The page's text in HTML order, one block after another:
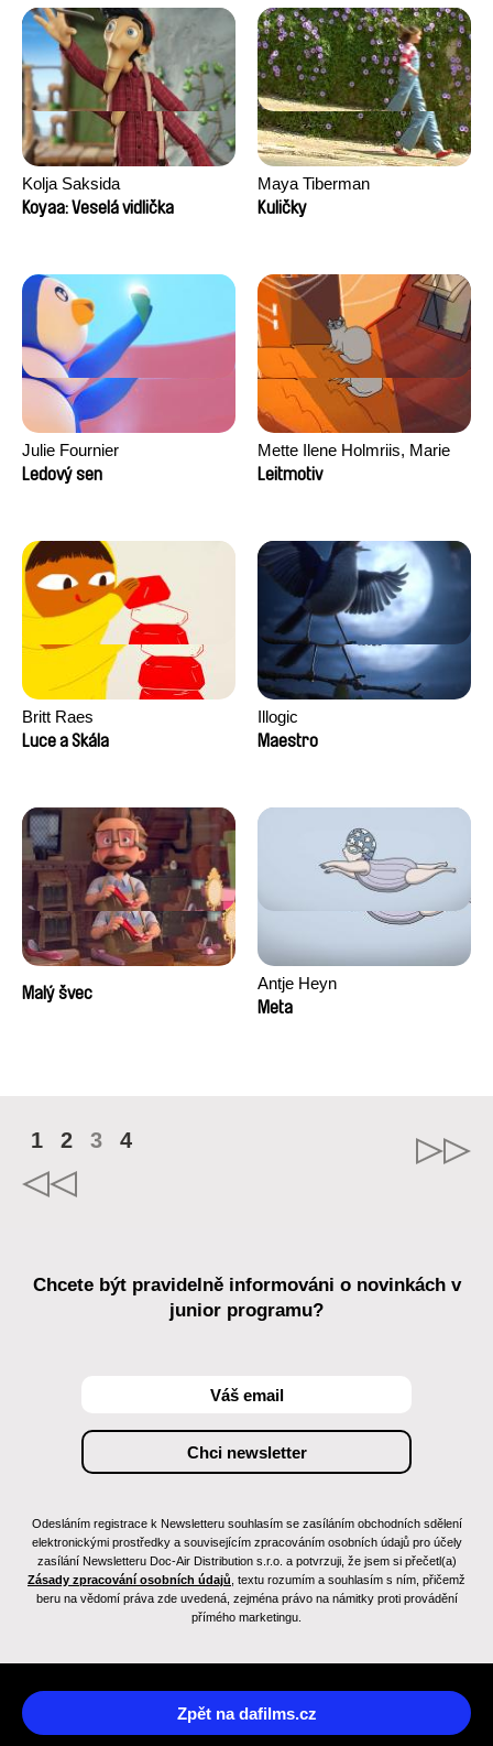
Kolja Saksida
Koyaa: Veselá vidlička
Maya Tiberman
Kuličky
Julie Fournier
Ledový sen
Mette Ilene Holmriis, Marie
Jørgensen, Jeanette
Leitmotiv
Britt Raes
Luce a Skála
Illogic
Maestro
Malý švec
Antje Heyn
Meta
1 2 3 4
Chcete být pravidelně informováni o novinkách v
junior programu?
Odesláním registrace k Newsletteru souhlasím se zasíláním obchodních sdělení
elektronickými prostředky a souvisejícím zpracováním osobních údajů pro účely
zasílání Newsletteru Doc-Air Distribution s.r.o. a potvrzuji, že jsem si přečetl(a)
Zásady zpracování osobních údajů , textu rozumím a souhlasím s ním, přičemž
beru na vědomí práva zde uvedená, zejména právo na námitky proti provádění
přímého marketingu.
Zpět na dafilms.cz